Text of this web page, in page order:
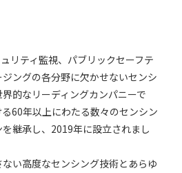
リティ監視、パブリックセーフテ
ングの各分野に欠かせないセンシ
的なリーディングカンパニーで
60年以上にわたる数々のセンシン
継承し、2019年に設立されまし
い高度なセンシング技術とあらゆ